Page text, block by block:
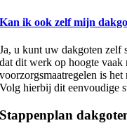
Kan ik ook zelf mijn
Ja, u kunt uw dakgoten zelf
dat dit werk op hoogte
voorzorgsmaatregelen is
Volg hierbij dit eenvoudige
Stappenplan